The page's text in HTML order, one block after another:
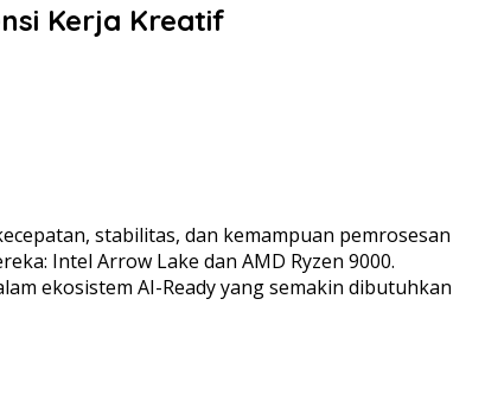
Kerja Kreatif
stabilitas, dan kemampuan pemrosesan
Intel Arrow Lake dan AMD Ryzen 9000.
ekosistem AI-Ready yang semakin dibutuhkan